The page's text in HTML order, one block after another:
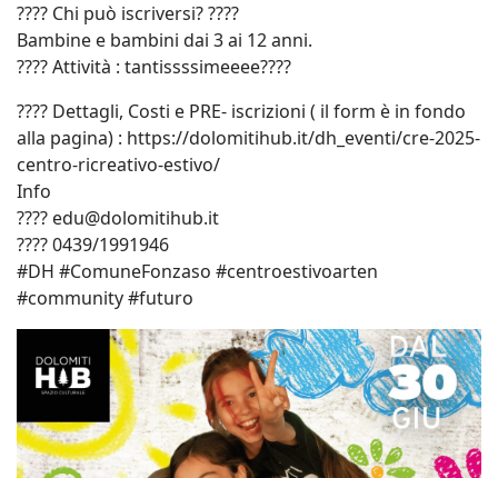
???? Chi può iscriversi? ????
Bambine e bambini dai 3 ai 12 anni.
???? Attività : tantissssimeeee????
???? Dettagli, Costi e PRE- iscrizioni ( il form è in fondo
alla pagina) : https://dolomitihub.it/dh_eventi/cre-2025-
centro-ricreativo-estivo/
Info
???? edu@dolomitihub.it
???? 0439/1991946
#DH #ComuneFonzaso #centroestivoarten
#community #futuro